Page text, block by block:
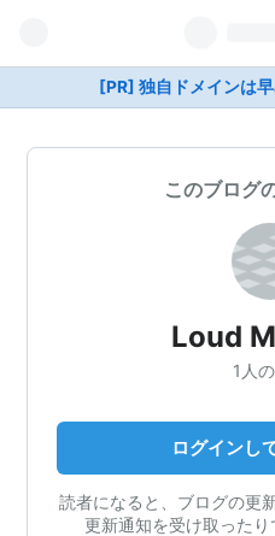
[PR] 独自ドメインは
このブログ
Loud
1人
ログインし
読者になると、ブログの更
更新通知を受け取ったり